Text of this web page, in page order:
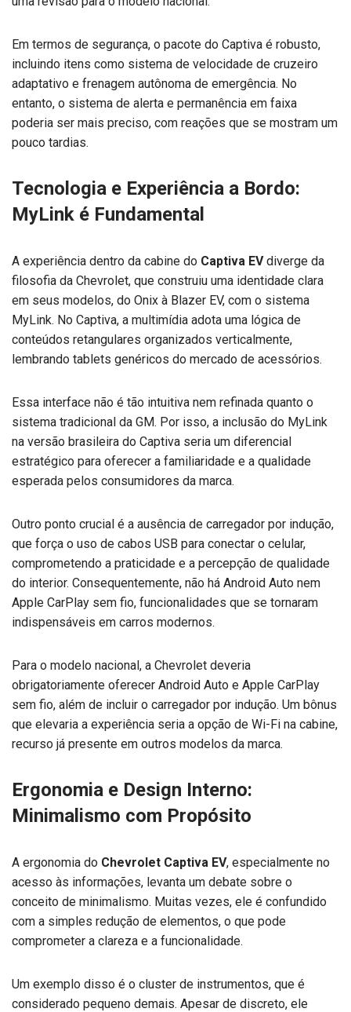
Em termos de segurança, o pacote do Captiva é robusto,
incluindo itens como sistema de velocidade de cruzeiro
adaptativo e frenagem autônoma de emergência. No
entanto, o sistema de alerta e permanência em faixa
poderia ser mais preciso, com reações que se mostram um
pouco tardias.
Tecnologia e Experiência a Bordo:
MyLink é Fundamental
A experiência dentro da cabine do Captiva EVdiverge da
filosofia da Chevrolet, que construiu uma identidade clara
em seus modelos, do Onix à Blazer EV, com o sistema
MyLink. No Captiva, a multimídia adota uma lógica de
conteúdos retangulares organizados verticalmente,
lembrando tablets genéricos do mercado de acessórios.
Essa interface não é tão intuitiva nem refinada quanto o
sistema tradicional da GM. Por isso, a inclusão do MyLink
na versão brasileira do Captiva seria um diferencial
estratégico para oferecer a familiaridade e a qualidade
esperada pelos consumidores da marca.
Outro ponto crucial é a ausência de carregador por indução,
que força o uso de cabos USB para conectar o celular,
comprometendo a praticidade e a percepção de qualidade
do interior. Consequentemente, não há Android Auto nem
Apple CarPlay sem fio, funcionalidades que se tornaram
indispensáveis em carros modernos.
Para o modelo nacional, a Chevrolet deveria
obrigatoriamente oferecer Android Auto e Apple CarPlay
sem fio, além de incluir o carregador por indução. Um bônus
que elevaria a experiência seria a opção de Wi-Fi na cabine,
recurso já presente em outros modelos da marca.
Ergonomia e Design Interno:
Minimalismo com Propósito
A ergonomia do Chevrolet Captiva EV, especialmente no
acesso às informações, levanta um debate sobre o
conceito de minimalismo. Muitas vezes, ele é confundido
com a simples redução de elementos, o que pode
comprometer a clareza e a funcionalidade.
Um exemplo disso é o cluster de instrumentos, que é
considerado pequeno demais. Apesar de discreto, ele